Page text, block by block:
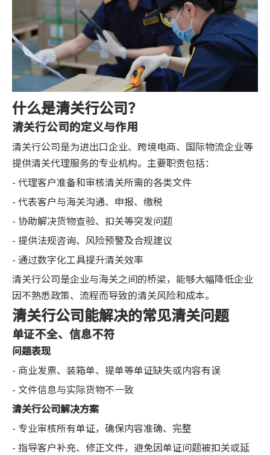
什么是清关行公司？
清关行公司的定义与作用
清关行公司是为进出口企业、跨境电商、国际物流企业等
提供清关代理服务的专业机构。主要职责包括：
- 代理客户准备和审核清关所需的各类文件
- 代表客户与海关沟通、申报、缴税
- 协助解决货物查验、扣关等突发问题
- 提供法规咨询、风险预警及合规建议
- 通过数字化工具提升清关效率
清关行公司是企业与海关之间的桥梁，能够大幅降低企业
因不熟悉政策、流程而导致的清关风险和成本。
清关行公司能解决的常见清关问题
单证不全、信息不符
问题表现
- 商业发票、装箱单、提单等单证缺失或内容有误
- 文件信息与实际货物不一致
清关行公司解决方案
- 专业审核所有单证，确保内容准确、完整
- 指导客户补充、修正文件，避免因单证问题被扣关或延